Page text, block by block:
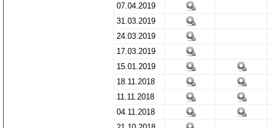
07.04.2019
31.03.2019
24.03.2019
17.03.2019
15.01.2019
18.11.2018
11.11.2018
04.11.2018